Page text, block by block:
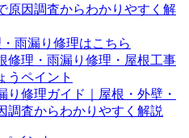
原因調査からわかりやすく解
雨漏り修理はこちら
修理・雨漏り修理・屋根工事
うペイント
り修理ガイド｜屋根・外壁・
調査からわかりやすく解説